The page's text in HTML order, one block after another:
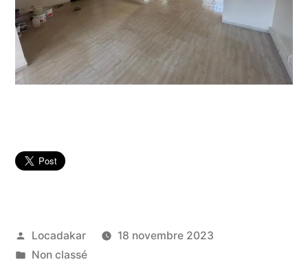
Publié
par
Locadakar
18 novembre 2023
Publié
Non classé